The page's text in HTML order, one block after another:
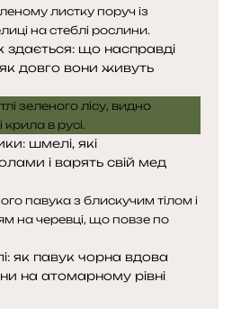
здається: що насправді
як довго вони живуть
шмелі, які
і варять свій мед
як павук чорна вдова
на атомарному рівні